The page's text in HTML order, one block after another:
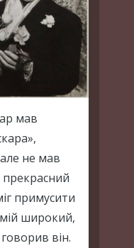
мав
не мав
прекрасний
примусити
широкий,
він.